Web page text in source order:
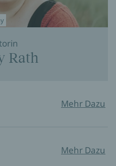
Rath
Mehr Dazu
Mehr Dazu